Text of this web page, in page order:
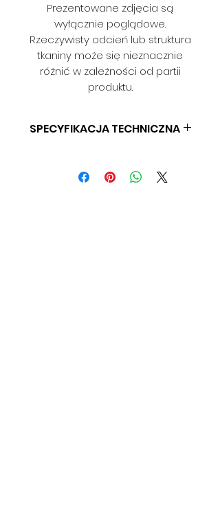
Prezentowane zdjęcia są
wyłącznie poglądowe.
Rzeczywisty odcień lub struktura
tkaniny może się nieznacznie
różnić w zależności od partii
produktu.
SPECYFIKACJA TECHNICZNA
GRAMATURA: 300 G/M2
SZEROKOŚĆ: 140 CM